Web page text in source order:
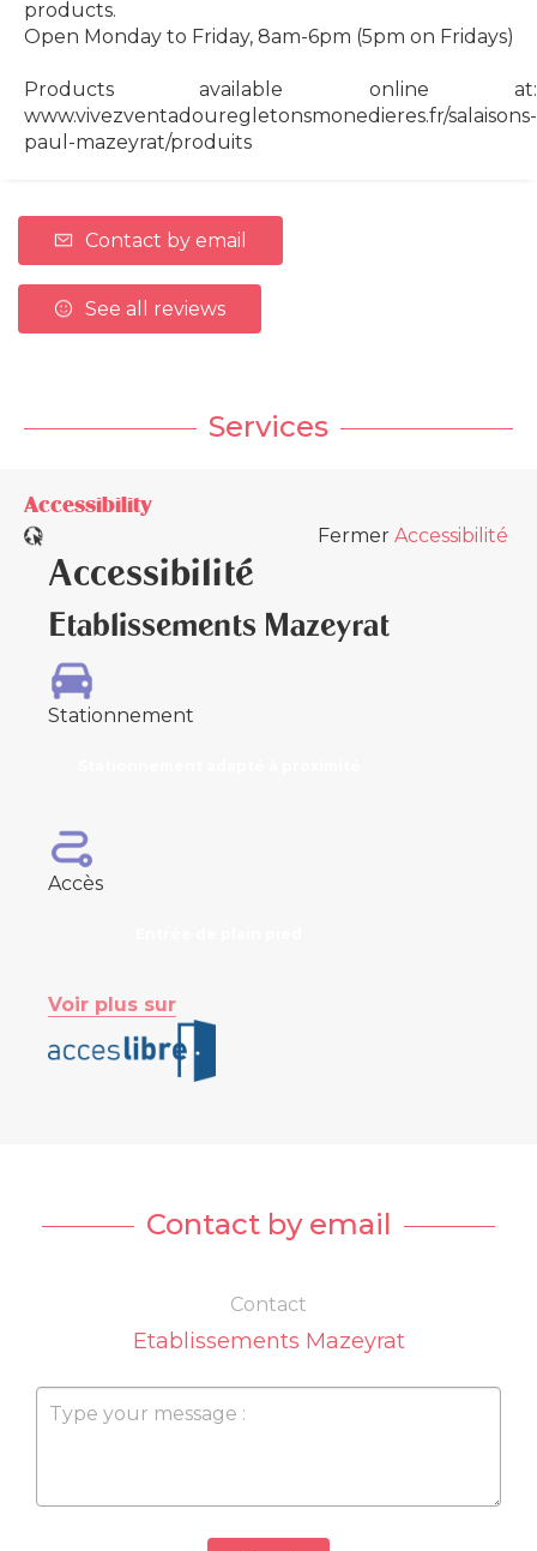
products.
Open Monday to Friday, 8am-6pm (5pm on Fridays)
Products available online at:
www.vivezventadouregletonsmonedieres.fr/salaisons-
paul-mazeyrat/produits
Contact by email
See all reviews
Services
Accessibility
Fermer
Accessibilité
Etablissements Mazeyrat
Stationnement
Accès
Voir plus sur
Accessibilité
Contact by email
Contact
Etablissements Mazeyrat